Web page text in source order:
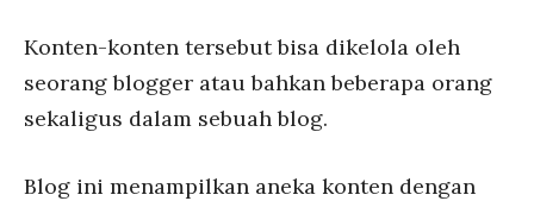
Konten-konten tersebut bisa dikelola oleh
seorang blogger atau bahkan beberapa orang
sekaligus dalam sebuah blog.
Blog ini menampilkan aneka konten dengan